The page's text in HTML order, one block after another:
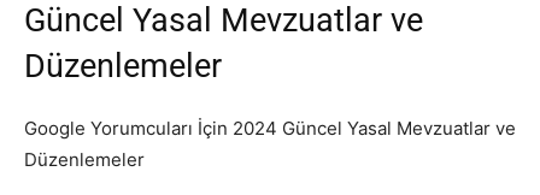
Güncel Yasal Mevzuatlar ve
Düzenlemeler
Google Yorumcuları İçin 2024 Güncel Yasal Mevzuatlar ve
Düzenlemeler